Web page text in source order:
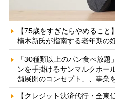
【75歳をすぎたらやめるこ
楠木新氏が指南する老年期の
「30種類以上のパン食べ放
ンを手掛けるサンマルクホ
舗展開のコンセプト」、事業
【クレジット決済代行・全